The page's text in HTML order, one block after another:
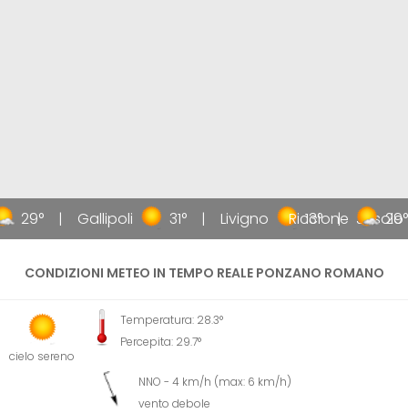
29° Gallipoli 31° Livigno 13° Jesolo
Riccione 29°
CONDIZIONI METEO IN TEMPO REALE PONZANO ROMANO
cielo sereno
Temperatura: 28.3°
Percepita: 29.7°
NNO - 4 km/h (max: 6 km/h)
vento debole